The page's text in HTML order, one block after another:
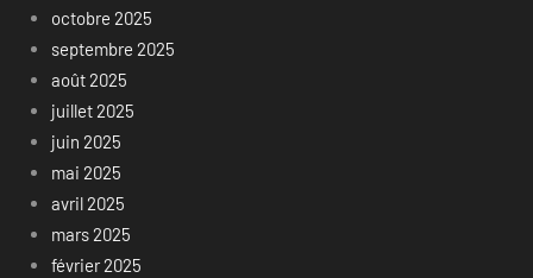
octobre 2025
septembre 2025
août 2025
juillet 2025
juin 2025
mai 2025
avril 2025
mars 2025
février 2025